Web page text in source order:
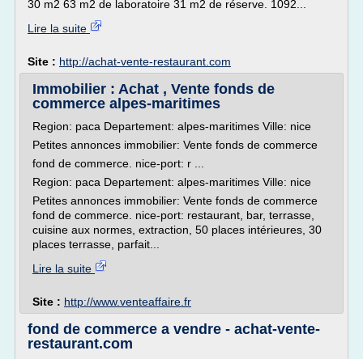
30 m2 63 m2 de laboratoire 31 m2 de réserve. 1092...
Lire la suite
Site : http://achat-vente-restaurant.com
Immobilier : Achat , Vente fonds de
commerce alpes-maritimes
Region: paca Departement: alpes-maritimes Ville: nice
Petites annonces immobilier: Vente fonds de commerce
fond de commerce. nice-port: r ...
Region: paca Departement: alpes-maritimes Ville: nice
Petites annonces immobilier: Vente fonds de commerce
fond de commerce. nice-port: restaurant, bar, terrasse,
cuisine aux normes, extraction, 50 places intérieures, 30
places terrasse, parfait...
Lire la suite
Site : http://www.venteaffaire.fr
fond de commerce a vendre - achat-vente-
restaurant.com